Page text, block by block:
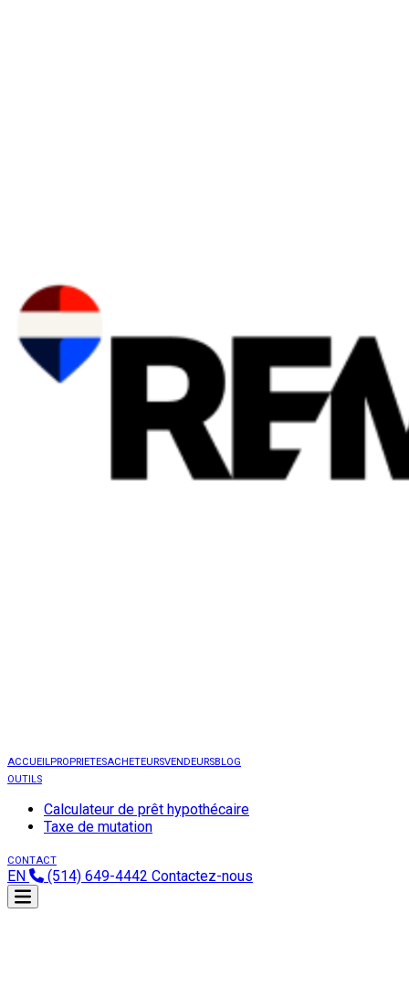
ACCUEILPROPRIETESACHETEURSVENDEURSBLOG
OUTILS
Calculateur de prêt hypothécaire
Taxe de mutation
CONTACT
EN (514) 649-4442 Contactez-nous